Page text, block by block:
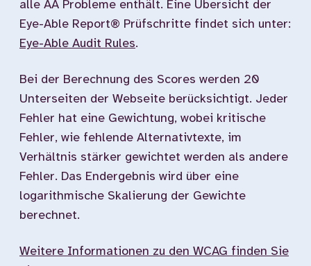
alle AA Probleme enthält. Eine Übersicht der
Eye-Able Report® Prüfschritte findet sich unter:
Eye-Able Audit Rules.
Bei der Berechnung des Scores werden 20
Unterseiten der Webseite berücksichtigt. Jeder
Fehler hat eine Gewichtung, wobei kritische
Fehler, wie fehlende Alternativtexte, im
Verhältnis stärker gewichtet werden als andere
Fehler. Das Endergebnis wird über eine
logarithmische Skalierung der Gewichte
berechnet.
Weitere Informationen zu den WCAG finden Sie